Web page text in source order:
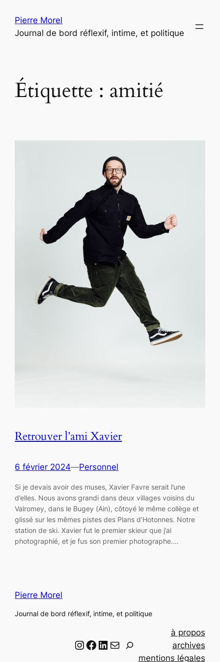
contenu
Pierre Morel
Journal de bord réflexif, intime, et politique
Étiquette : amitié
Retrouver l’ami Xavier
6 février 2024—Personnel
Si je devais avoir des muses, Xavier Favre serait l’une
d’elles. Nous avons grandi dans deux villages voisins du
Valromey, dans le Bugey (Ain), côtoyé le même collège et
glissé sur les mêmes pistes des Plans d’Hotonnes. Notre
station de ski. Xavier fut le premier skieur que j’ai
photographié, et je fus son premier photographe.…
Pierre Morel
Journal de bord réflexif, intime, et politique
Instagram Facebook LinkedIn Email
à propos
archives
mentions légales